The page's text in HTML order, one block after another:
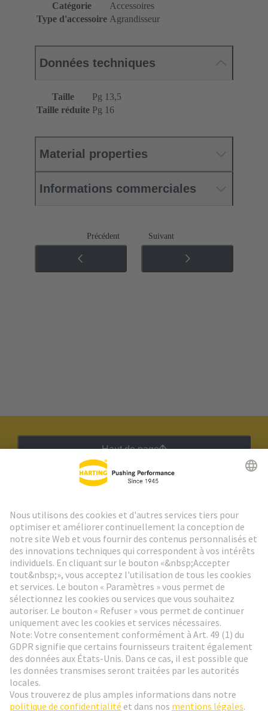
Catégorie
Accessoires
Type d'accessoire Agrandisseur
Données techniques
Taille
Pg 13,5
Taille réduite Pg 16
Material properties
Informations commerciales
Précédent Suivant
Haut de page
Aller à l'inscription
Social Media
Belgique Français